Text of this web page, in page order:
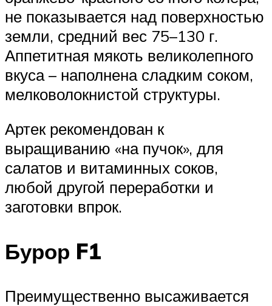
не показывается над поверхностью
земли, средний вес 75–130 г.
Аппетитная мякоть великолепного
вкуса – наполнена сладким соком,
мелковолокнистой структуры.
Артек рекомендован к
выращиванию «на пучок», для
салатов и витаминных соков,
любой другой переработки и
заготовки впрок.
Бурор F1
Преимущественно высаживается